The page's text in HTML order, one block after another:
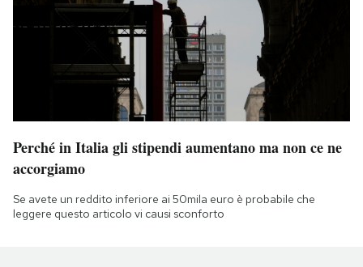
Perché in Italia gli stipendi aumentano ma non ce ne
accorgiamo
Se avete un reddito inferiore ai 50mila euro è probabile che
leggere questo articolo vi causi sconforto